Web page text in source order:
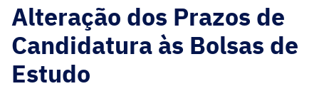
Alteração dos Prazos de
Candidatura às Bolsas de
Estudo